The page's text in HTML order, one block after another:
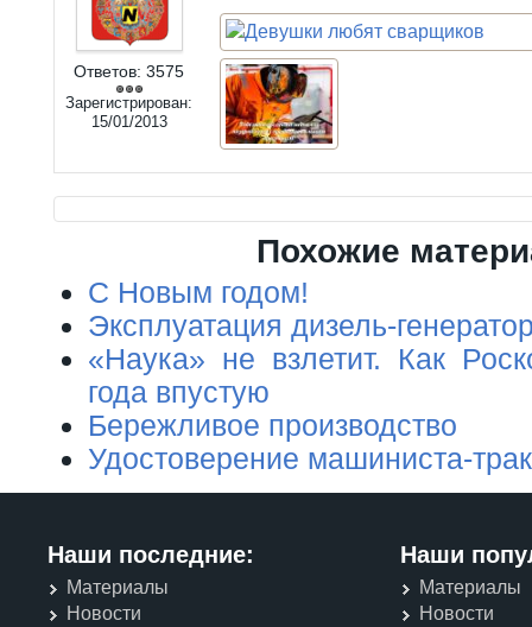
Ответов: 3575
Зарегистрирован:
15/01/2013
Похожие
C Новым годом!
Эксплуатация дизель-
«Наука» не взлетит. Как
года впустую
Бережливое производство
Удостоверение машиниста-
Наши последние:
Материалы
Новости
Наши
Материалы
Новости